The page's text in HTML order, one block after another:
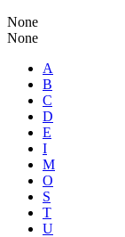
None
None
A
B
C
D
E
I
M
O
S
T
U